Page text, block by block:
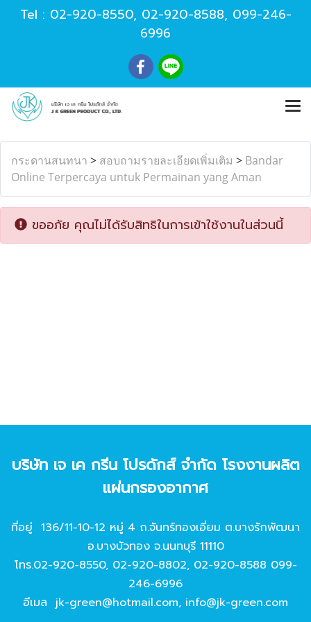
Tel : 02-920-8550, 02-920-8588, 099-246-
6996
กระดานสนทนา > สอบถามรายละเอียดเพิ่มเติม > Bandar
Online Terpercaya untuk Permainan yang Aman
ขออภัย คุณไม่ได้รับสิทธิในการเข้าใช้งานในส่วนนี้
บริษัท เจ เค กรีน โปรดักส์ จํากัด โรงงานผลิต
แผ่นกรองอากาศ
ที่อยู่ 136/11-10-12 หมู่ 4 ถ.จันทร์ทองเอี่ยม ต.บางรักพัฒนา
อ.บางบัวทอง จ.นนทบุรี 11110
โทร.02-920-8550, 02-920-8802, 02-920-8588 099-
246-6996
อีเมล jk-green@hotmail.com, info@jk-green.com